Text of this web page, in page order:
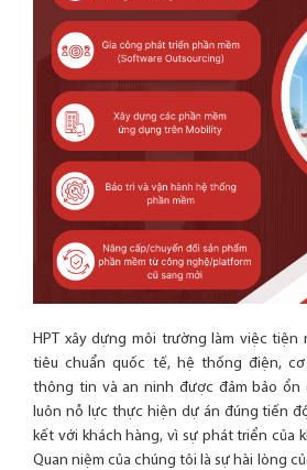
HPT xây dựng môi trường làm việc tiện
tiêu chuẩn quốc tế, hệ thống điện,
thông tin và an ninh được đảm bảo ổn
luôn nỗ lực thực hiện dự án đúng tiến
kết với khách hàng, vì sự phát triển của
Quan niệm của chúng tôi là sự hài lòng